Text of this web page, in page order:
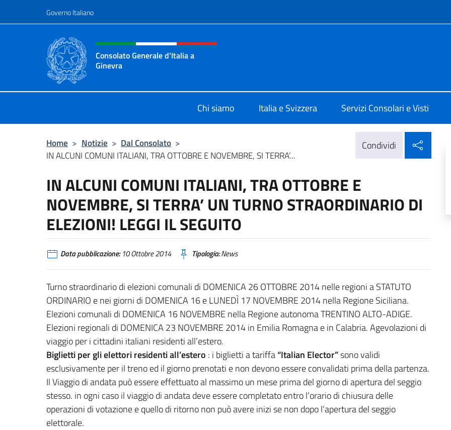
Governo Italiano
Intestazione sito, social e menù
Consolato Generale d'Italia a
Ginevra
Chi siamo Italia e Svizzera Servizi Consolari e Visti
Home > Notizie > Dal Consolato >
IN ALCUNI COMUNI ITALIANI, TRA OTTOBRE E NOVEMBRE, SI TERRA’...
Condividi
IN ALCUNI COMUNI ITALIANI, TRA OTTOBRE E
NOVEMBRE, SI TERRA’ UN TURNO STRAORDINARIO DI
ELEZIONI! LEGGI IL SEGUITO
Data pubblicazione:10 Ottobre 2014 Tipologia:News
Turno straordinario di elezioni comunali di DOMENICA 26 OTTOBRE 2014 nelle regioni a STATUTO
ORDINARIO e nei giorni di DOMENICA 16 e LUNEDÌ 17 NOVEMBRE 2014 nella Regione Siciliana.
Elezioni comunali di DOMENICA 16 NOVEMBRE nella Regione autonoma TRENTINO ALTO-ADIGE.
Elezioni regionali di DOMENICA 23 NOVEMBRE 2014 in Emilia Romagna e in Calabria. Agevolazioni di
viaggio per i cittadini italiani residenti all’estero.
Biglietti per gli elettori residenti all’estero : i biglietti a tariffa“Italian Elector”sono validi
esclusivamente per il treno ed il giorno prenotati e non devono essere convalidati prima della partenza.
Il Viaggio di andata può essere effettuato al massimo un mese prima del giorno di apertura del seggio
stesso. in ogni caso il viaggio di andata deve essere completato entro l’orario di chiusura delle
operazioni di votazione e quello di ritorno non può avere inizi se non dopo l’apertura del seggio
elettorale.